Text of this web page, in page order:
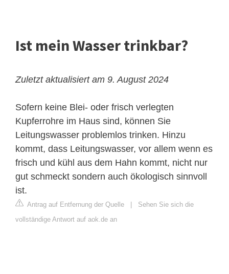
Ist mein Wasser trinkbar?
Zuletzt aktualisiert am 9. August 2024
Sofern keine Blei- oder frisch verlegten
Kupferrohre im Haus sind, können Sie
Leitungswasser problemlos trinken. Hinzu
kommt, dass Leitungswasser, vor allem wenn es
frisch und kühl aus dem Hahn kommt, nicht nur
gut schmeckt sondern auch ökologisch sinnvoll
ist.
Antrag auf Entfernung der Quelle
Sehen Sie sich die
vollständige Antwort auf aok.de an